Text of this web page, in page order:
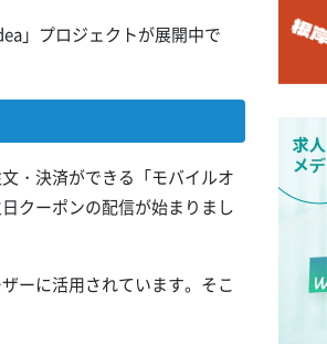
」プロジェクトが展開中で
・決済ができる「モバイルオ
クーポンの配信が始まりまし
ーに活用されています。そこ